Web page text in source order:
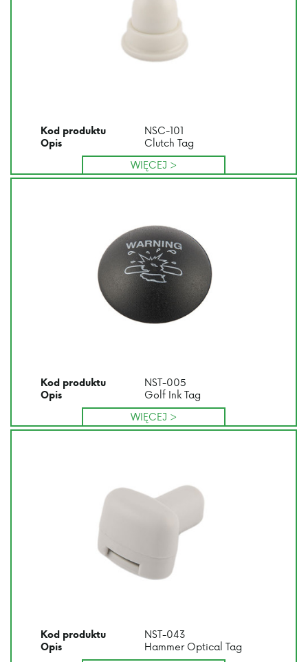
Kod produktu NSC-101
Opis
Clutch Tag
WIĘCEJ >
Kod produktu NST-005
Opis
Golf Ink Tag
WIĘCEJ >
Kod produktu NST-043
Opis
Hammer Optical Tag